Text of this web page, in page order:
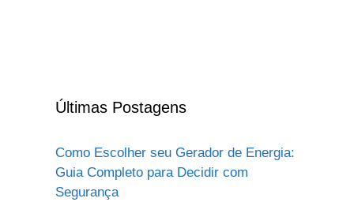
Últimas Postagens
Como Escolher seu Gerador de Energia:
Guia Completo para Decidir com
Segurança